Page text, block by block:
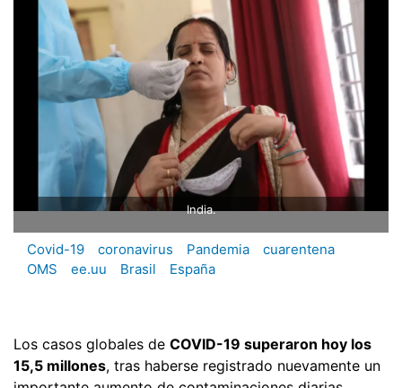
India.
Covid-19 coronavirus Pandemia
cuarentena
OMS
ee.uu Brasil España
Los casos globales de COVID-19 superaron hoy los
15,5 millones, tras haberse registrado nuevamente un